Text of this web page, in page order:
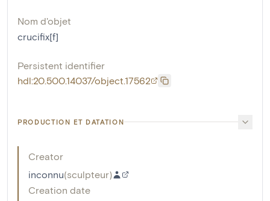
Nom d'objet
crucifix[f]
Persistent identifier
hdl:20.500.14037/object.17562
PRODUCTION ET DATATION
Creator
inconnu(sculpteur)
Creation date